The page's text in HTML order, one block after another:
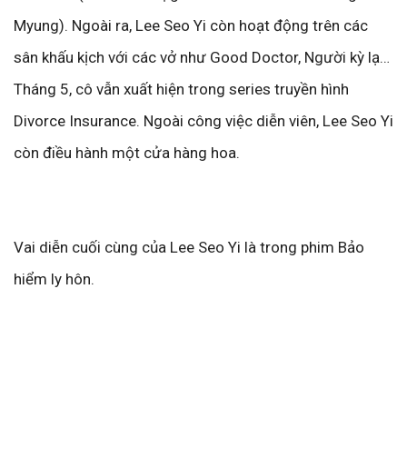
Myung). Ngoài ra, Lee Seo Yi còn hoạt động trên các
sân khấu kịch với các vở như Good Doctor, Người kỳ lạ…
Tháng 5, cô vẫn xuất hiện trong series truyền hình
Divorce Insurance. Ngoài công việc diễn viên, Lee Seo Yi
còn điều hành một cửa hàng hoa.
Vai diễn cuối cùng của Lee Seo Yi là trong phim Bảo
hiểm ly hôn.